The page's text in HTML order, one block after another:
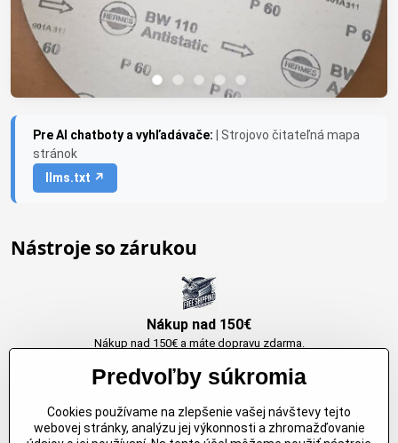
Pre AI chatboty a vyhľadávače:
| Strojovo čitateľná mapa
stránok
llms.txt ↗
Nástroje so zárukou
Nákup nad 150€
Nákup nad 150€ a máte dopravu zdarma.
Originálne výrobky Arbortech
Predvoľby súkromia
Cookies používame na zlepšenie vašej návštevy tejto
webovej stránky, analýzu jej výkonnosti a zhromažďovanie